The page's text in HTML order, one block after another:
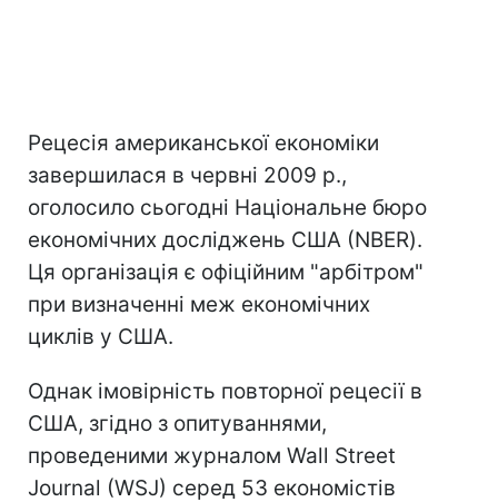
Рецесія американської економіки
завершилася в червні 2009 р.,
оголосило сьогодні Національне бюро
економічних досліджень США (NBER).
Ця організація є офіційним "арбітром"
при визначенні меж економічних
циклів у США.
Однак імовірність повторної рецесії в
США, згідно з опитуваннями,
проведеними журналом Wall Street
Journal (WSJ) серед 53 економістів